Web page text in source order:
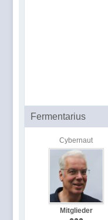
Fermentarius
Cybernaut
Mitglieder